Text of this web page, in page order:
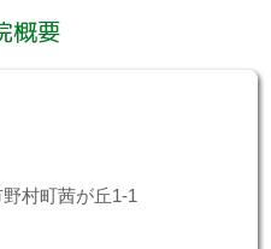
知らせ
費診療の混合診療の禁止
定健診は一般診察と同日に
のみで受診して頂く必要が
口負担金の変更につい
概要
村町茜が丘1-1